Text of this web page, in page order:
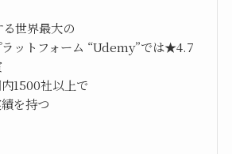
世界最大の
ットフォーム “Udemy”では★4.7
1500社以上で
を持つ